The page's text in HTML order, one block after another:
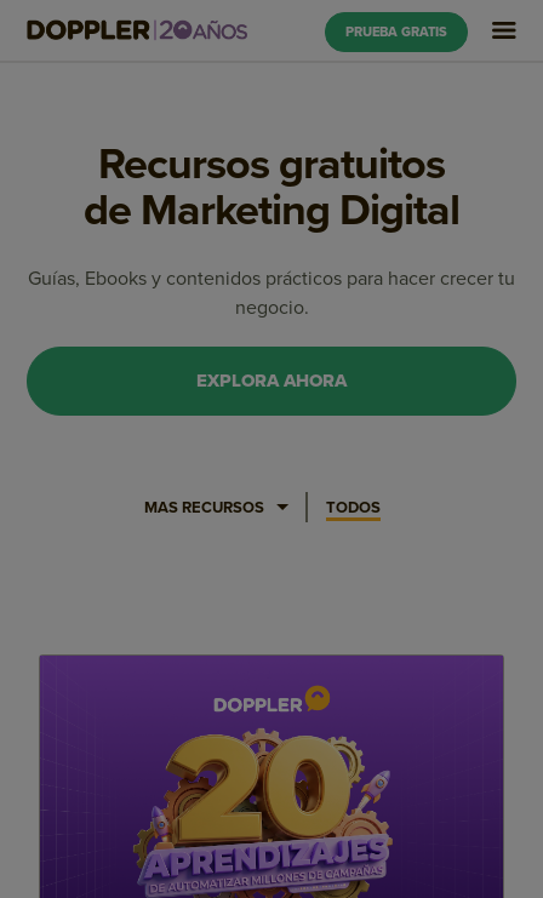
PRUEBA GRATIS
Recursos gratuitos
de Marketing Digital
Guías, Ebooks y contenidos prácticos para hacer crecer tu
negocio.
EXPLORA AHORA
MAS RECURSOS TODOS